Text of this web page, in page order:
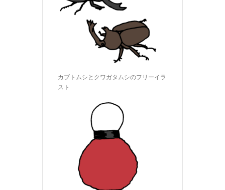
カブトムシとクワガタムシのフリーイラ
スト